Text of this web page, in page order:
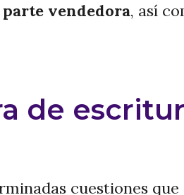
vendedora, así
de
cuestiones